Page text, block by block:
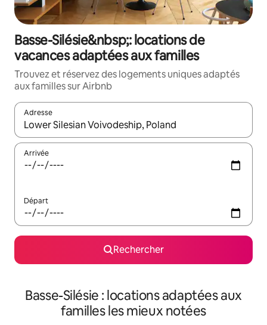
Basse-Silésie&nbsp;: locations de
vacances adaptées aux familles
Trouvez et réservez des logements uniques adaptés
aux familles sur Airbnb
Adresse
Lorsque les résultats s'affichent, utilisez les flèches vers le
Arrivée
Départ
Rechercher
Basse-Silésie : locations adaptées aux
familles les mieux notées